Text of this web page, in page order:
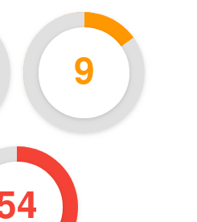
9